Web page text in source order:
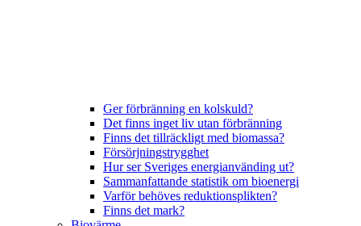
Ger förbränning en kolskuld?
Det finns inget liv utan förbränning
Finns det tillräckligt med biomassa?
Försörjningstrygghet
Hur ser Sveriges energianvänding ut?
Sammanfattande statistik om bioenergi
Varför behöves reduktionsplikten?
Finns det mark?